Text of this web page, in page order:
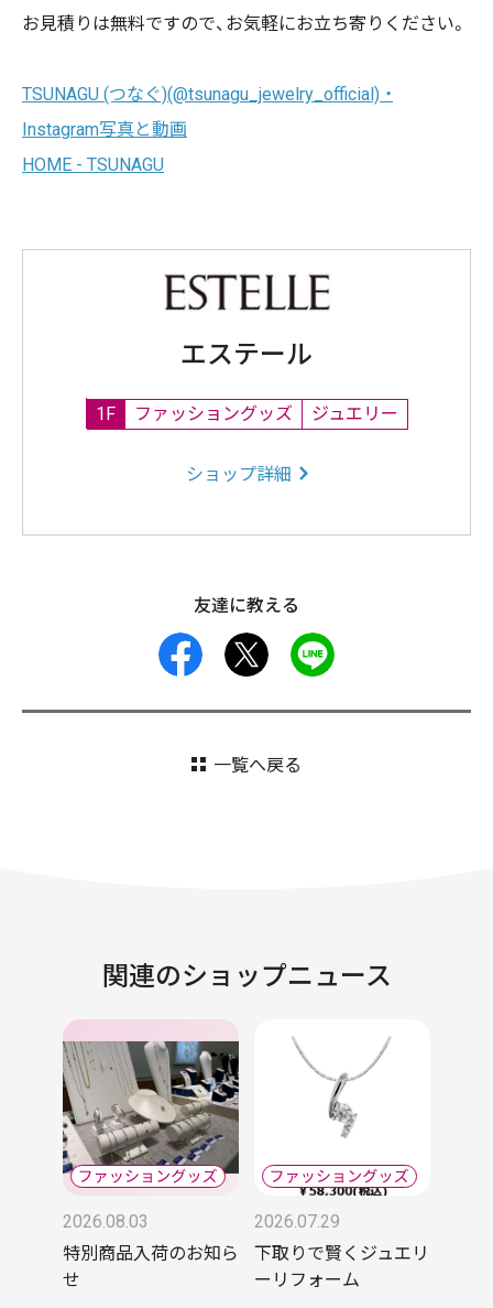
お見積りは無料ですので、お気軽にお立ち寄りください。
TSUNAGU (つなぐ)(@tsunagu_jewelry_official) ・
Instagram写真と動画
HOME - TSUNAGU
エステール
1F ファッショングッズ ジュエリー
ショップ詳細
友達に教える
facebook
一覧へ戻る
関連のショップニュース
2026.08.03
特別商品入荷のお知ら
せ
2026.07.29
下取りで賢くジュエリ
ーリフォーム